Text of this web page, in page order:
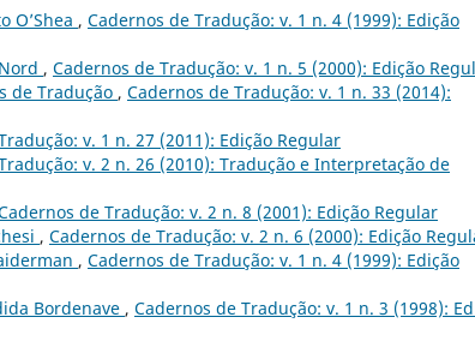
O’Shea , Cadernos de Tradução: v. 1 n. 4 (1999): Edição
, Cadernos de Tradução: v. 1 n. 5 (2000): Edição
de Tradução , Cadernos de Tradução: v. 1 n. 33 (2014):
v. 1 n. 27 (2011): Edição Regular
v. 2 n. 26 (2010): Tradução e Interpretação de
de Tradução: v. 2 n. 8 (2001): Edição Regular
, Cadernos de Tradução: v. 2 n. 6 (2000): Edição
, Cadernos de Tradução: v. 1 n. 4 (1999): Edição
Bordenave , Cadernos de Tradução: v. 1 n. 3 (1998):